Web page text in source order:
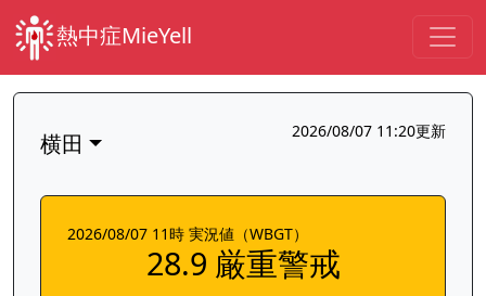
熱中症MieYell
横田 2026/08/07 11:20更新
2026/08/07 11時 実況値（WBGT）
28.9 厳重警戒